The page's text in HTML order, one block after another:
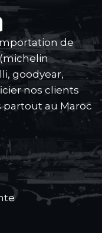
de
goodyear,
nos clients
partout au Maroc